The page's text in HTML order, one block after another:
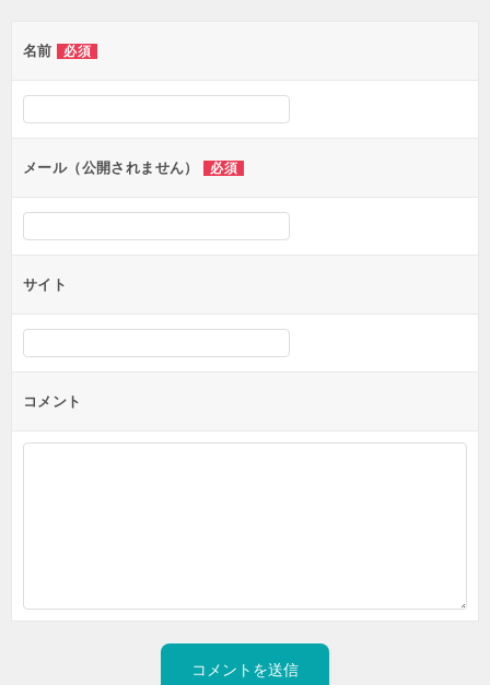
ー
シ
ン
名前 必須
メール（公開されません） 必須
サイト
コメント